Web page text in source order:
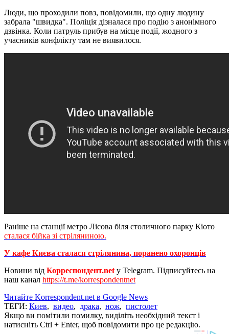
Люди, що проходили повз, повідомили, що одну людину
забрала "швидка". Поліція дізналася про подію з анонімного
дзвінка. Коли патруль прибув на місце події, жодного з
учасників конфлікту там не виявилося.
Раніше на станції метро Лісова біля столичного парку Кіото
сталася бійка зі стріляниною.
У кафе Києва сталася стрілянина, поранено охоронців
Новини від Корреспондент.net у Telegram. Підписуйтесь на
наш канал https://t.me/korrespondentnet
Читайте Korrespondent.net в Google News
ТЕГИ: Киев, видео, драка, нож, пистолет
Якщо ви помітили помилку, виділіть необхідний текст і
натисніть Ctrl + Enter, щоб повідомити про це редакцію.